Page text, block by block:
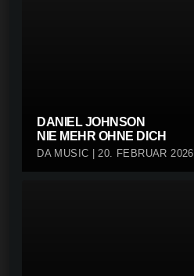
DANIEL JOHNSON
NIE MEHR OHNE DICH
DA MUSIC | 20. FEBRUAR 2026